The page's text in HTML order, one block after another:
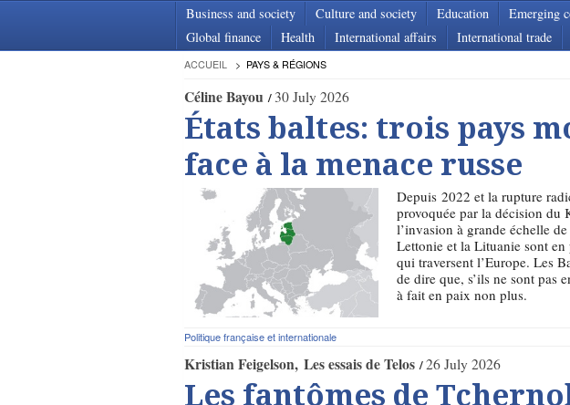
Business and society Culture and society Education Emerging
Global finance
Health International affairs International trade
ACCUEIL PAYS & RÉGIONS
Céline Bayou 30 July 2026
États baltes: trois pays
face à la menace russe
Depuis 2022 et la rupture
provoquée par la décision du
l’invasion à grande échelle
Lettonie et la Lituanie sont
qui traversent l’Europe. Les
de dire que, s’ils ne sont pas
à fait en paix non plus.
Politique française et internationale
Kristian Feigelson Les essais de Telos 26 July 2026
Les fantômes de